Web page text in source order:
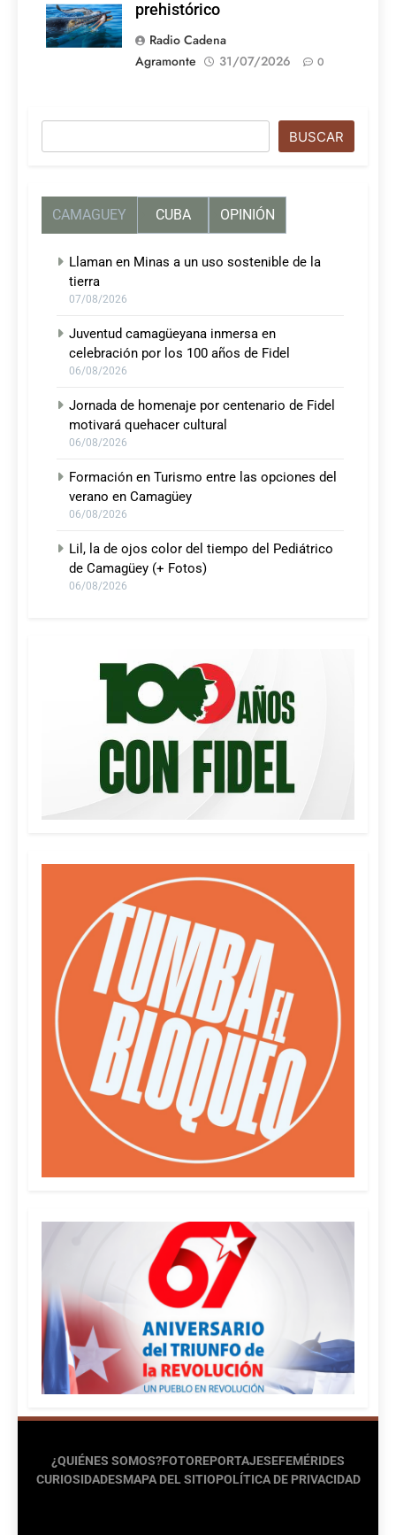
prehistórico
Radio Cadena
Agramonte
31/07/2026 0
BUSCAR
CAMAGUEY CUBA OPINIÓN
Llaman en Minas a un uso sostenible de la
tierra
07/08/2026
Juventud camagüeyana inmersa en
celebración por los 100 años de Fidel
06/08/2026
Jornada de homenaje por centenario de Fidel
motivará quehacer cultural
06/08/2026
Formación en Turismo entre las opciones del
verano en Camagüey
06/08/2026
Lil, la de ojos color del tiempo del Pediátrico
de Camagüey (+ Fotos)
06/08/2026
¿QUIÉNES SOMOS?FOTOREPORTAJESEFEMÉRIDES
CURIOSIDADESMAPA DEL SITIOPOLÍTICA DE PRIVACIDAD